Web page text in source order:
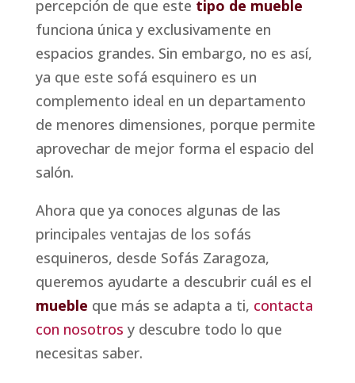
percepción de que este tipo de mueble
funciona única y exclusivamente en
espacios grandes. Sin embargo, no es así,
ya que este sofá esquinero es un
complemento ideal en un departamento
de menores dimensiones, porque permite
aprovechar de mejor forma el espacio del
salón.
Ahora que ya conoces algunas de las
principales ventajas de los sofás
esquineros, desde Sofás Zaragoza,
queremos ayudarte a descubrir cuál es el
mueble que más se adapta a ti, contacta
con nosotros y descubre todo lo que
necesitas saber.